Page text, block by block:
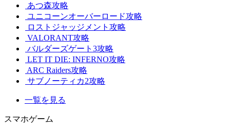
あつ森攻略
ユニコーンオーバーロード攻略
ロストジャッジメント攻略
VALORANT攻略
バルダーズゲート3攻略
LET IT DIE: INFERNO攻略
ARC Raiders攻略
サブノーティカ2攻略
一覧を見る
スマホゲーム